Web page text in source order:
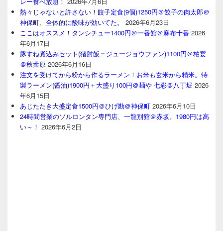
熱々じゃないと許さない！餃子定食(9個)1250円＠餃子の肉太郎＠
神保町、全体的に酸味が効いてた。
2026年6月23日
ここはオススメ！タンシチュー1400円＠一番館＠麻布十番 2026
年6月17日
豚すね煮込みセット(猪肘飯＝ジュージョウファン)1100円＠柏宴
＠秋葉原 2026年6月16日
注文を受けてから粉から作るラーメン！お米も玄米から精米。特
製ラーメン(醤油)1900円＋大盛り100円＠麺や 七彩＠八丁堀 2026
年6月15日
あじたたき大盛定食1500円＠ひげ勘＠神保町 2026年6月10日
24時間営業のソルロンタン専門店、一龍別館＠赤坂。1980円は高
い～！ 2026年6月2日